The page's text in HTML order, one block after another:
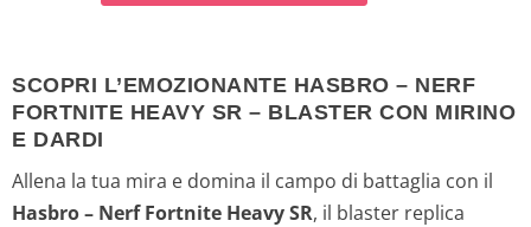
SCOPRI L’EMOZIONANTE HASBRO – NERF
FORTNITE HEAVY SR – BLASTER CON MIRINO
E DARDI
Allena la tua mira e domina il campo di battaglia con il
Hasbro – Nerf Fortnite Heavy SR, il blaster replica